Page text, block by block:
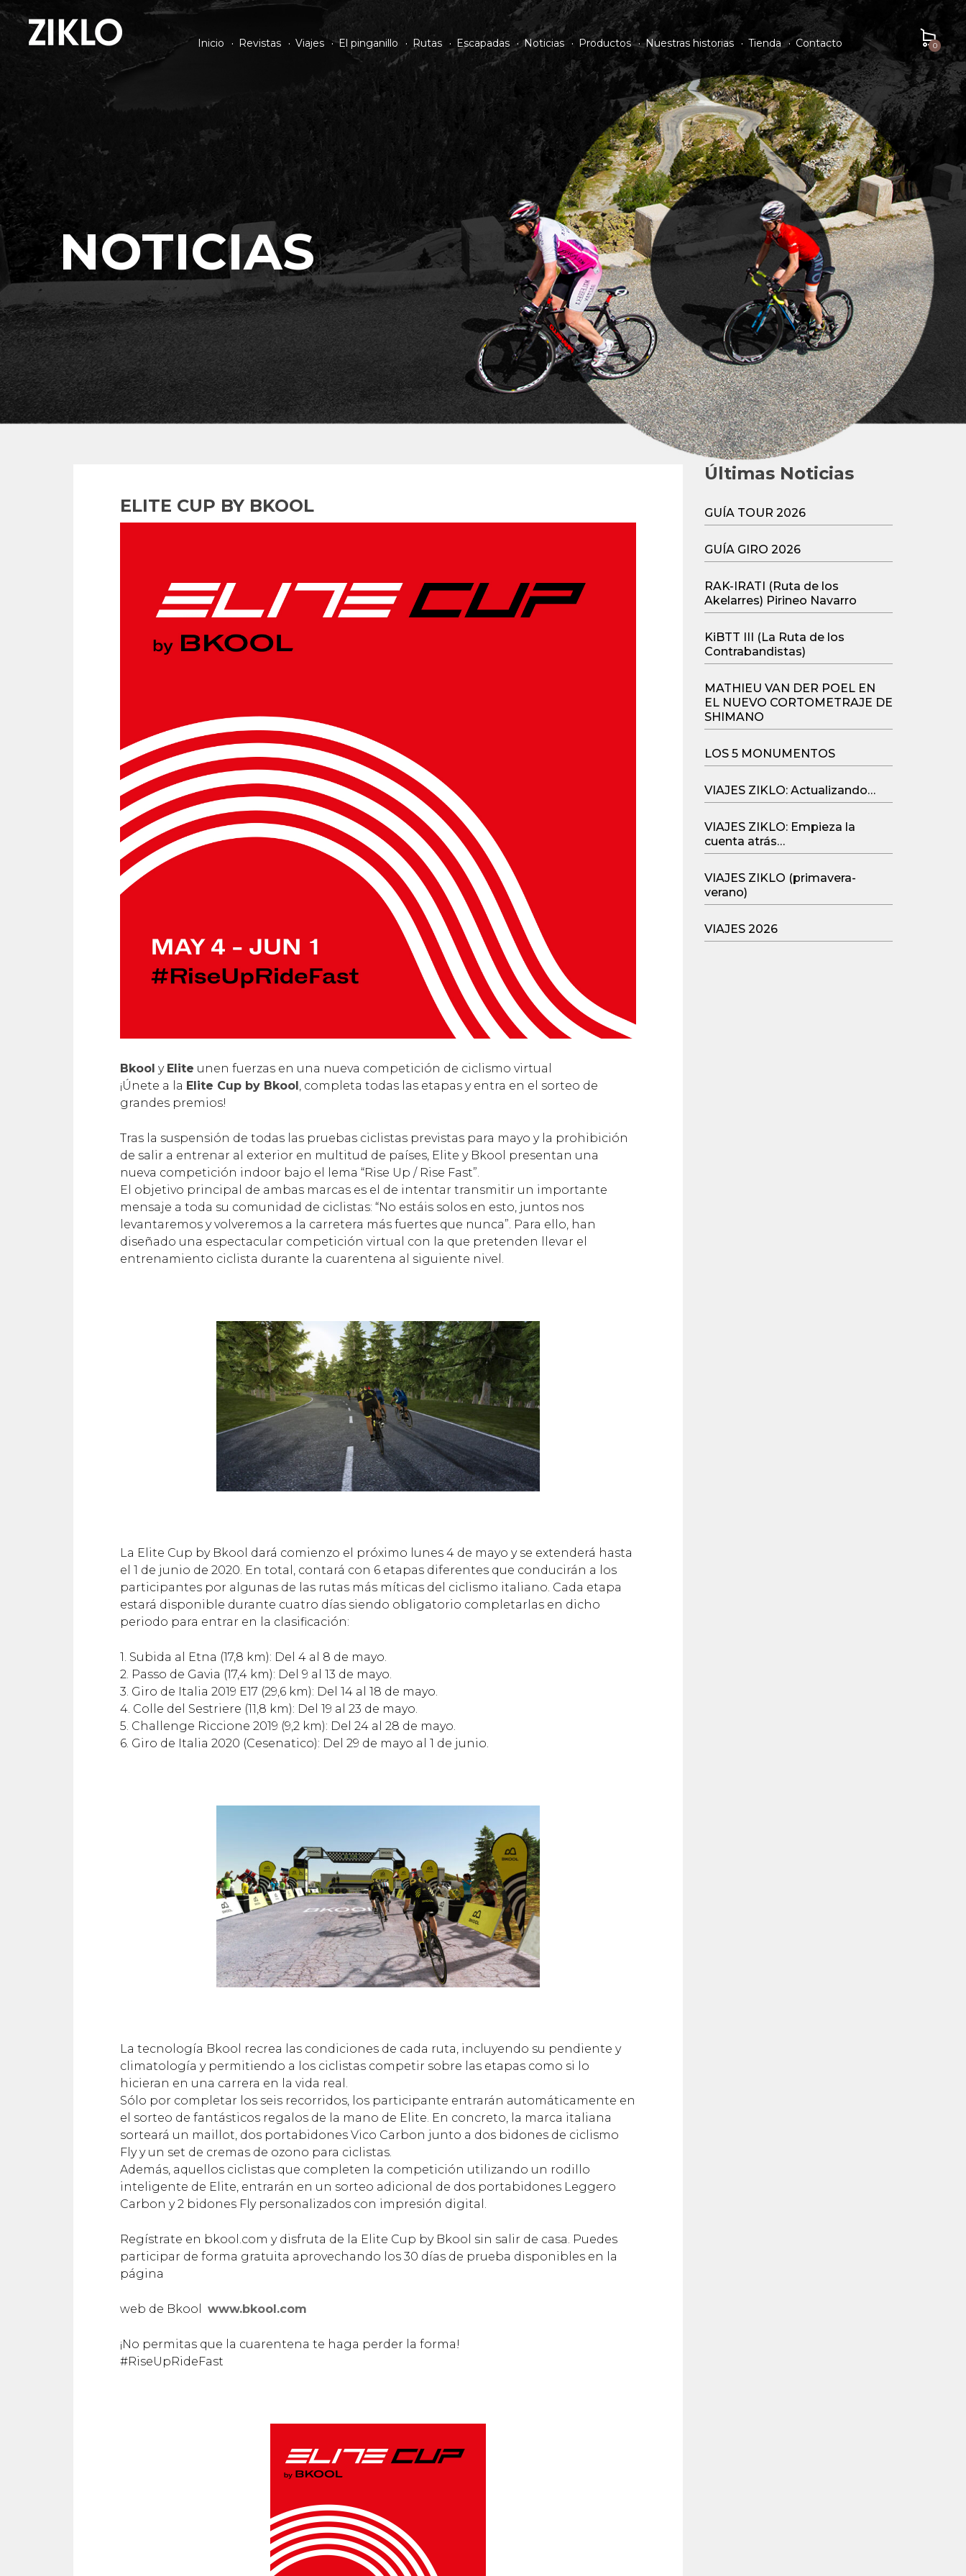
Inicio Revistas Viajes El pinganillo Rutas Escapadas Noticias Productos Nuestras historias Tienda Contacto 0
NOTICIAS
ELITE CUP BY BKOOL
Bkool y Elite unen fuerzas en una nueva competición de ciclismo virtual
¡Únete a la Elite Cup by Bkool , completa todas las etapas y entra en el sorteo de
grandes premios!
Tras la suspensión de todas las pruebas ciclistas previstas para mayo y la prohibición
de salir a entrenar al exterior en multitud de países, Elite y Bkool presentan una
nueva competición indoor bajo el lema “Rise Up / Rise Fast”.
El objetivo principal de ambas marcas es el de intentar transmitir un importante
mensaje a toda su comunidad de ciclistas: “No estáis solos en esto, juntos nos
levantaremos y volveremos a la carretera más fuertes que nunca”. Para ello, han
diseñado una espectacular competición virtual con la que pretenden llevar el
entrenamiento ciclista durante la cuarentena al siguiente nivel.
La Elite Cup by Bkool dará comienzo el próximo lunes 4 de mayo y se extenderá hasta
el 1 de junio de 2020. En total, contará con 6 etapas diferentes que conducirán a los
participantes por algunas de las rutas más míticas del ciclismo italiano. Cada etapa
estará disponible durante cuatro días siendo obligatorio completarlas en dicho
periodo para entrar en la clasificación:
1. Subida al Etna (17,8 km): Del 4 al 8 de mayo.
2. Passo de Gavia (17,4 km): Del 9 al 13 de mayo.
3. Giro de Italia 2019 E17 (29,6 km): Del 14 al 18 de mayo.
4. Colle del Sestriere (11,8 km): Del 19 al 23 de mayo.
5. Challenge Riccione 2019 (9,2 km): Del 24 al 28 de mayo.
6. Giro de Italia 2020 (Cesenatico): Del 29 de mayo al 1 de junio.
La tecnología Bkool recrea las condiciones de cada ruta, incluyendo su pendiente y
climatología y permitiendo a los ciclistas competir sobre las etapas como si lo
hicieran en una carrera en la vida real.
Sólo por completar los seis recorridos, los participante entrarán automáticamente en
el sorteo de fantásticos regalos de la mano de Elite. En concreto, la marca italiana
sorteará un maillot, dos portabidones Vico Carbon junto a dos bidones de ciclismo
Fly y un set de cremas de ozono para ciclistas.
Además, aquellos ciclistas que completen la competición utilizando un rodillo
inteligente de Elite, entrarán en un sorteo adicional de dos portabidones Leggero
Carbon y 2 bidones Fly personalizados con impresión digital.
Regístrate en bkool.com y disfruta de la Elite Cup by Bkool sin salir de casa. Puedes
participar de forma gratuita aprovechando los 30 días de prueba disponibles en la
página
web de Bkool www.bkool.com
¡No permitas que la cuarentena te haga perder la forma!
#RiseUpRideFast
Últimas Noticias
GUÍA TOUR 2026
GUÍA GIRO 2026
RAK-IRATI (Ruta de los
Akelarres) Pirineo Navarro
KiBTT III (La Ruta de los
Contrabandistas)
MATHIEU VAN DER POEL EN
EL NUEVO CORTOMETRAJE DE
SHIMANO
LOS 5 MONUMENTOS
VIAJES ZIKLO: Actualizando…
VIAJES ZIKLO: Empieza la
cuenta atrás…
VIAJES ZIKLO (primavera-
verano)
VIAJES 2026